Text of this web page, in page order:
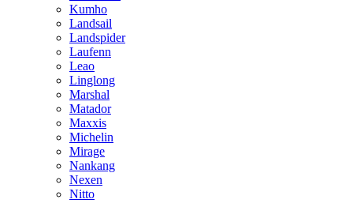
Kumho
Landsail
Landspider
Laufenn
Leao
Linglong
Marshal
Matador
Maxxis
Michelin
Mirage
Nankang
Nexen
Nitto